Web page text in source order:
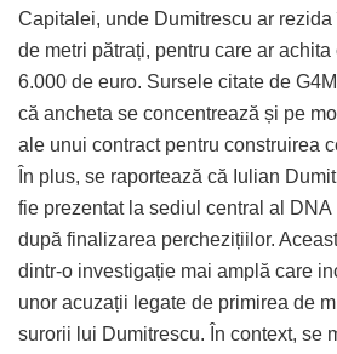
Capitalei, unde Dumitrescu ar
de metri pătrați, pentru care ar
6.000 de euro. Sursele citate de
că ancheta se concentrează și pe
ale unui contract pentru construirea
În plus, se raportează că Iulian
fie prezentat la sediul central al DNA
după finalizarea perchezițiilor.
dintr-o investigație mai amplă care
unor acuzații legate de primirea de
surorii lui Dumitrescu. În context, se